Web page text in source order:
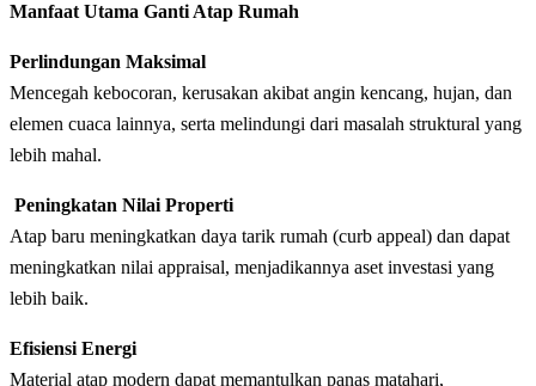
Manfaat Utama Ganti Atap Rumah
Perlindungan Maksimal
Mencegah kebocoran, kerusakan akibat angin kencang, hujan, dan
elemen cuaca lainnya, serta melindungi dari masalah struktural yang
lebih mahal.
Peningkatan Nilai Properti
Atap baru meningkatkan daya tarik rumah (curb appeal) dan dapat
meningkatkan nilai appraisal, menjadikannya aset investasi yang
lebih baik.
Efisiensi Energi
Material atap modern dapat memantulkan panas matahari,